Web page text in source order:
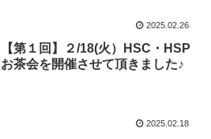
2025.02.26
【第１回】２/18(火）HSC・HSP
お茶会を開催させて頂きました♪
2025.02.18